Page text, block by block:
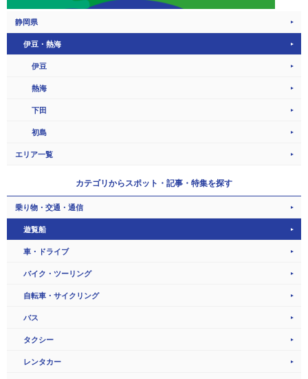
静岡県
伊豆・熱海
伊豆
熱海
下田
初島
エリア一覧
カテゴリからスポット・記事・特集を探す
乗り物・交通・通信
遊覧船
車・ドライブ
バイク・ツーリング
自転車・サイクリング
バス
タクシー
レンタカー